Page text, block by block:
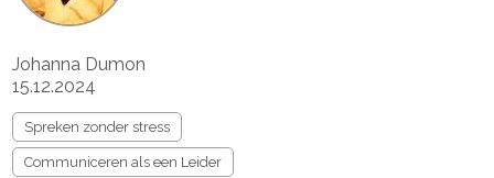
Johanna Dumon
15.12.2024
Spreken zonder stress
Communiceren als een Leider